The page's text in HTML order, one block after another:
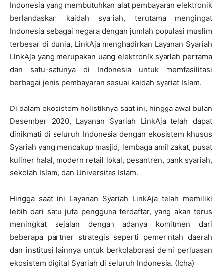
Indonesia yang membutuhkan alat pembayaran elektronik
berlandaskan kaidah syariah, terutama mengingat
Indonesia sebagai negara dengan jumlah populasi muslim
terbesar di dunia, LinkAja menghadirkan Layanan Syariah
LinkAja yang merupakan uang elektronik syariah pertama
dan satu-satunya di Indonesia untuk memfasilitasi
berbagai jenis pembayaran sesuai kaidah syariat Islam.
Di dalam ekosistem holistiknya saat ini, hingga awal bulan
Desember 2020, Layanan Syariah LinkAja telah dapat
dinikmati di seluruh Indonesia dengan ekosistem khusus
Syariah yang mencakup masjid, lembaga amil zakat, pusat
kuliner halal, modern retail lokal, pesantren, bank syariah,
sekolah Islam, dan Universitas Islam.
Hingga saat ini Layanan Syariah LinkAja telah memiliki
lebih dari satu juta pengguna terdaftar, yang akan terus
meningkat sejalan dengan adanya komitmen dari
beberapa partner strategis seperti pemerintah daerah
dan institusi lainnya untuk berkolaborasi demi perluasan
ekosistem digital Syariah di seluruh Indonesia. (Icha)